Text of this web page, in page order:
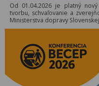
Od 01.04.2026 je platný
tvorbu, schvaľovanie a
Ministerstva dopravy